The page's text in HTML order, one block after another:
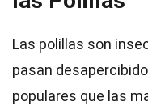
Las polillas son
pasan
populares que las